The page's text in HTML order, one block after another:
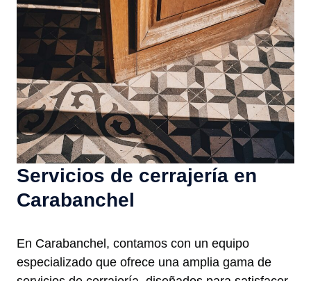
Servicios de cerrajería en
Carabanchel
En Carabanchel, contamos con un equipo
especializado que ofrece una amplia gama de